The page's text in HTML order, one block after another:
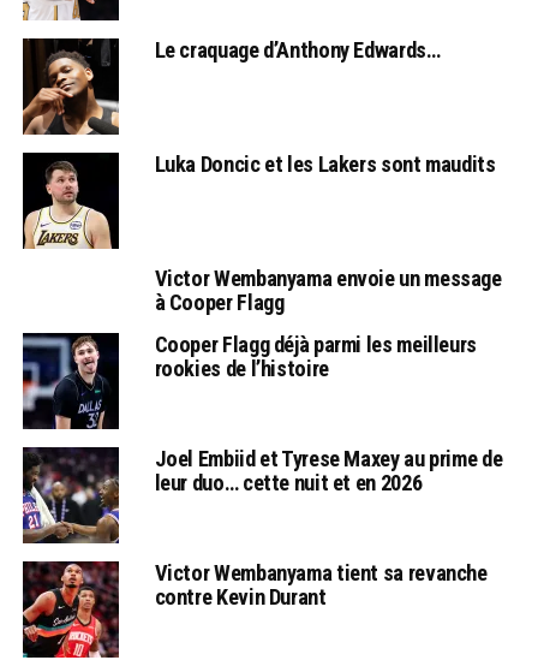
Le craquage d’Anthony Edwards…
Luka Doncic et les Lakers sont maudits
Victor Wembanyama envoie un message
à Cooper Flagg
Cooper Flagg déjà parmi les meilleurs
rookies de l’histoire
Joel Embiid et Tyrese Maxey au prime de
leur duo… cette nuit et en 2026
Victor Wembanyama tient sa revanche
contre Kevin Durant